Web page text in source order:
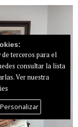
terceros para el
consultar la lista
Ver nuestra
Personalizar